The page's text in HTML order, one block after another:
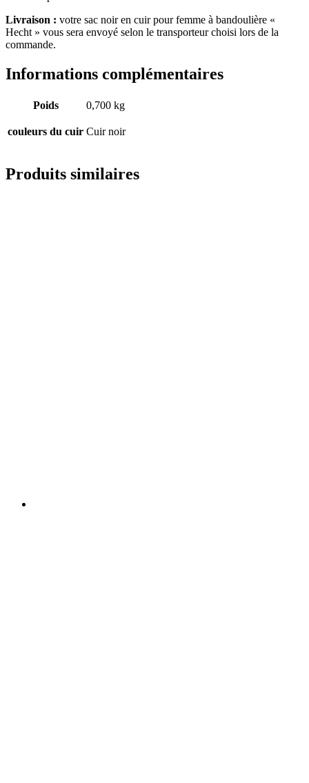
Livraison : votre sac noir en cuir pour femme à bandoulière «
Hecht » vous sera envoyé selon le transporteur choisi lors de la
commande.
Informations complémentaires
Poids 0,700 kg
couleurs du cuir Cuir noir
Produits similaires